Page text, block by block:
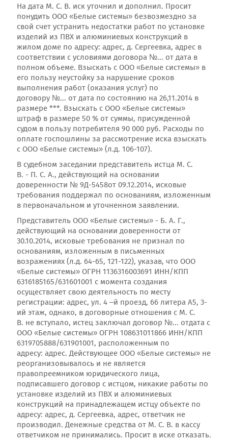
На дата М. С. В. иск уточнил и дополнил. Просит
понудить ООО «Белые системы» безвозмездно за
свой счет устранить недостатки работ по установке
изделий из ПВХ и алюминиевых конструкций в
жилом доме по адресу: адрес, д. Сергеевка, адрес в
соответствии с условиями договора №... от дата в
полном объеме. Взыскать с ООО «Белые системы» в
его пользу неустойку за нарушение сроков
выполнения работ (оказания услуг) по
договору №... от дата по состоянию на 26,11.2014 в
размере ***. Взыскать с ООО «Белые системы»
штраф в размере 50 % от суммы, присужденной
судом в пользу потребителя 90 000 руб. Расходы по
оплате госпошлины за рассмотрение иска взыскать
с ООО «Белые системы» (л.д. 106-107).
В судебном заседании представитель истца М. С.
В. - П. С. А., действующий на основании
доверенности № 9Д-5458от 09.12.2014, исковые
требования поддержал по основаниям, изложенным
в первоначальном и уточненном заявлении.
Представитель ООО «Белые системы» - Б. А. Г.,
действующий на основании доверенности от
30.10.2014, исковые требования не признал по
основаниям, изложенным в письменных
возражениях (л.д. 64-65, 121-122), указав, что ООО
«Белые системы» ОГРН 1136316003691 ИНН/КПП
6316185165/631601001 с момента создания
осуществляет свою деятельность по месту
регистрации: адрес, ул. 4 –й проезд, 66 литера А5, 3-
ий этаж, однако, в договорные отношения с М. С.
В. не вступало, истец заключал договор №... отдата с
ООО «Белые системы» ОГРН 108631011866 ИНН/КПП
6319705888/631901001, расположенным по
адресу: адрес. Действующее ООО «Белые системы» не
реорганизовывалось и не является
правопреемником юридического лица,
подписавшего договор с истцом, никакие работы по
установке изделий из ПВХ и алюминиевых
конструкций на принадлежащем истцу объекте по
адресу: адрес, д. Сергеевка, адрес, ответчик не
производил. Денежные средства от М. С. В. в кассу
ответчиком не принимались. Просит в иске отказать.